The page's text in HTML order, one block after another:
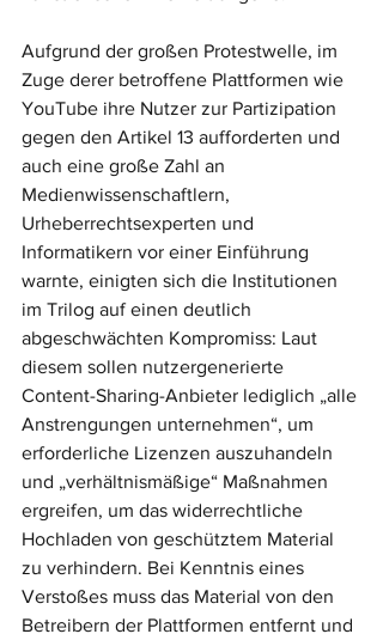
Aufgrund der großen Protestwelle, im
Zuge derer betroffene Plattformen wie
YouTube ihre Nutzer zur Partizipation
gegen den Artikel 13 aufforderten und
auch eine große Zahl an
Medienwissenschaftlern,
Urheberrechtsexperten und
Informatikern vor einer Einführung
warnte, einigten sich die Institutionen
im Trilog auf einen deutlich
abgeschwächten Kompromiss: Laut
diesem sollen nutzergenerierte
Content-Sharing-Anbieter lediglich „alle
Anstrengungen unternehmen“, um
erforderliche Lizenzen auszuhandeln
und „verhältnismäßige“ Maßnahmen
ergreifen, um das widerrechtliche
Hochladen von geschütztem Material
zu verhindern. Bei Kenntnis eines
Verstoßes muss das Material von den
Betreibern der Plattformen entfernt und